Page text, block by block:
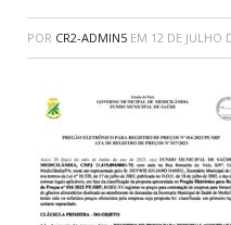
POR CR2-ADMIN5 EM 12 DE JULHO